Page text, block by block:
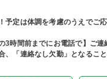
予定は体調を考慮のうえでご
時間前までにお電話で】ご連
「連絡なし欠勤」となるこ